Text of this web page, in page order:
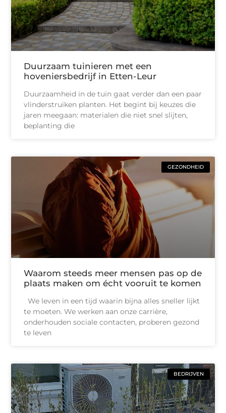
Duurzaam tuinieren met een
hoveniersbedrijf in Etten-Leur
Duurzaamheid in de tuin gaat verder dan een paar
vlinderstruiken planten. Het begint bij keuzes die
jaren meegaan: materialen die niet snel slijten,
beplanting die
GEZONDHEID
Waarom steeds meer mensen pas op de
plaats maken om écht vooruit te komen
We leven in een tijd waarin bijna alles sneller lijkt
te moeten. We werken aan onze carrière,
onderhouden sociale contacten, proberen gezond
te leven
BEDRIJVEN